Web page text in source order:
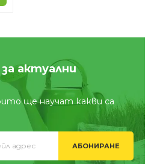
актуални
ще научат какви са
АБОНИРАНЕ